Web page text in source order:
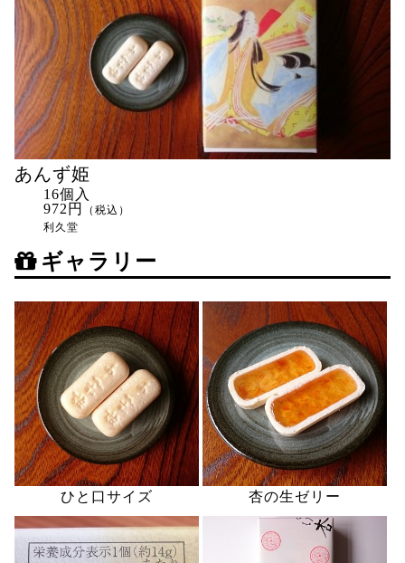
あんず姫
16個入
972円
（税込）
利久堂
ギャラリー
ひと口サイズ 杏の生ゼリー